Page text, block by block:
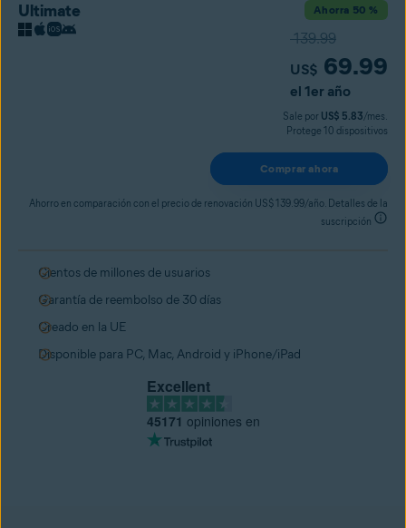
Cientos de millones de usuarios
Garantía de reembolso de 30 días
Creado en la UE
Disponible para PC, Mac, Android y iPhone/iPad
Excellent
45171 opiniones en
Ultimate Ahorra 50 %
US$ 69.99
139.99
el 1er año
Sale por US$ 5.83/mes.
Protege 10 dispositivos
Comprar ahora
Ahorro en comparación con el precio de renovación US$ 139.99/año. Detalles de la
suscripción